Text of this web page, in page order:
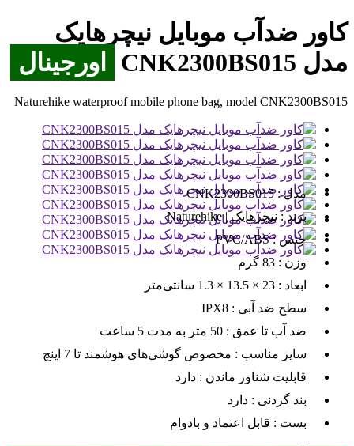
کاور ضدآب موبایل نیچرهایک
مدل CNK2300BS015
اورجینال
Naturehike waterproof mobile phone bag, model CNK2300BS015
مدل :CNK2300BS015
برند : نیچرهایک | Naturehike
جنس :PVC/ABS
وزن : 83 گرم
ابعاد : 23 × 13.5 × 1.3 سانتی‌متر
سطح ضد آبی : IPX8
ضد آب تا عمق : 50 متر به مدت 5 ساعت
سایز مناسب : مخصوص گوشی‌های هوشمند تا 7 اینچ
قابلیت شناور ماندن : دارد
بند گردنی : دارد
بست : قابل اعتماد و بادوام